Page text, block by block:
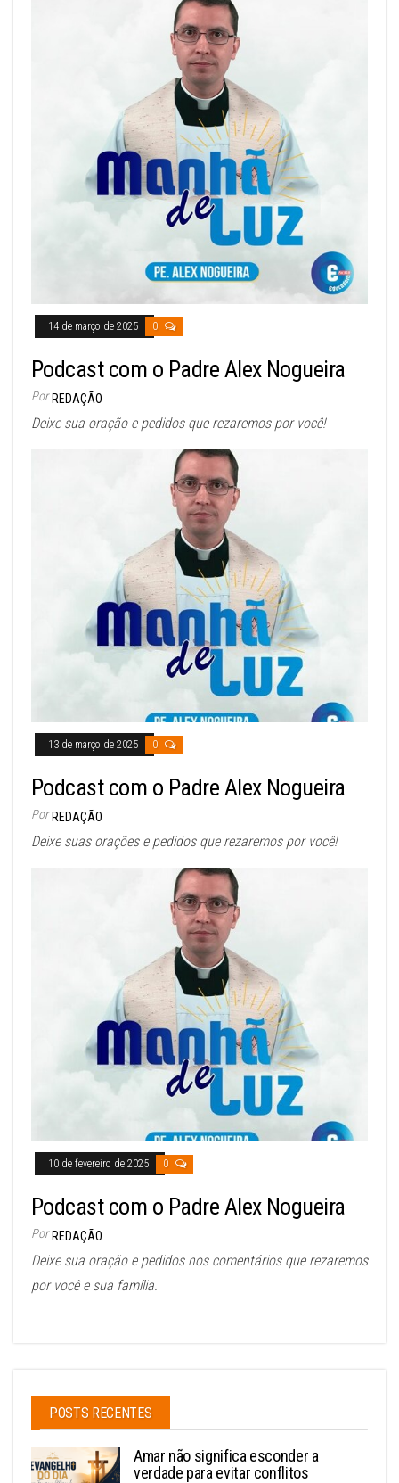
14 de março de 2025 0
Podcast com o Padre Alex Nogueira
Por REDAÇÃO
Deixe sua oração e pedidos que rezaremos por você!
13 de março de 2025 0
Podcast com o Padre Alex Nogueira
Por REDAÇÃO
Deixe suas orações e pedidos que rezaremos por você!
10 de fevereiro de 2025 0
Podcast com o Padre Alex Nogueira
Por REDAÇÃO
Deixe sua oração e pedidos nos comentários que rezaremos
por você e sua família.
POSTS RECENTES
Amar não significa esconder a
verdade para evitar conflitos